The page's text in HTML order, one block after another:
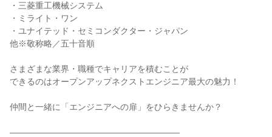
・三菱重工機械システム
・ミライト・ワン
・ユナイテッド・セミコンダクター・ジャパン
他※敬称略／五十音順
さまざまな業界・職種でキャリアを積むことが
できるのはオープンアップネクストエンジニア最大の魅力！
仲間と一緒に「エンジニアへの扉」をひらきませんか？
――――――――――――――――――――